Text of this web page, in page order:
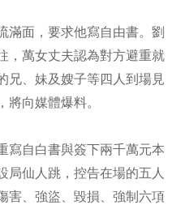
面，要求他寫自由書。劉
，萬女丈夫認為對方避重就
兄、妹及嫂子等四人到場見
將向媒體爆料。
自白書與簽下兩千萬元本
局仙人跳，控告在場的五人
害、強盜、毀損、強制六項